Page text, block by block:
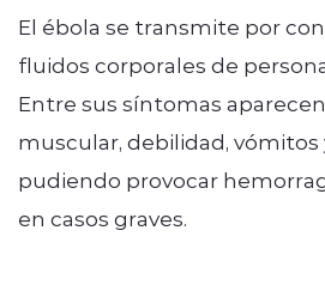
El ébola se transmite por
fluidos corporales de
Entre sus síntomas
muscular, debilidad, vómitos
pudiendo provocar
en casos graves.